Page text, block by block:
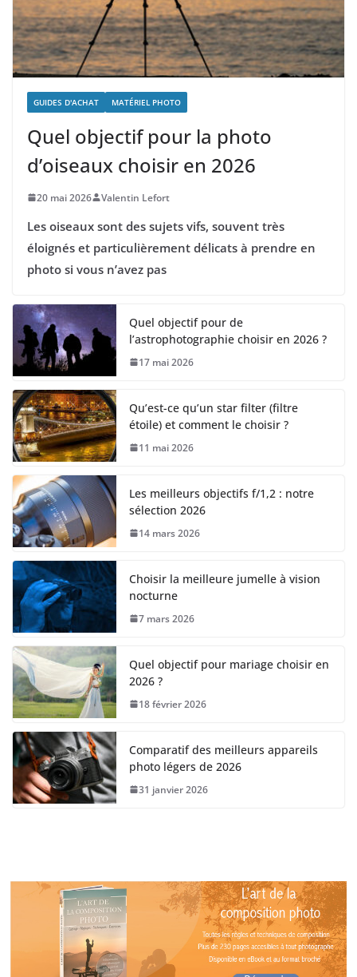
GUIDES D'ACHAT MATÉRIEL PHOTO
Quel objectif pour la photo
d’oiseaux choisir en 2026
20 mai 2026 Valentin Lefort
Les oiseaux sont des sujets vifs, souvent très
éloignés et particulièrement délicats à prendre en
photo si vous n’avez pas
Quel objectif pour de
l’astrophotographie choisir en 2026 ?
17 mai 2026
Qu’est-ce qu’un star filter (filtre
étoile) et comment le choisir ?
11 mai 2026
Les meilleurs objectifs f/1,2 : notre
sélection 2026
14 mars 2026
Choisir la meilleure jumelle à vision
nocturne
7 mars 2026
Quel objectif pour mariage choisir en
2026 ?
18 février 2026
Comparatif des meilleurs appareils
photo légers de 2026
31 janvier 2026